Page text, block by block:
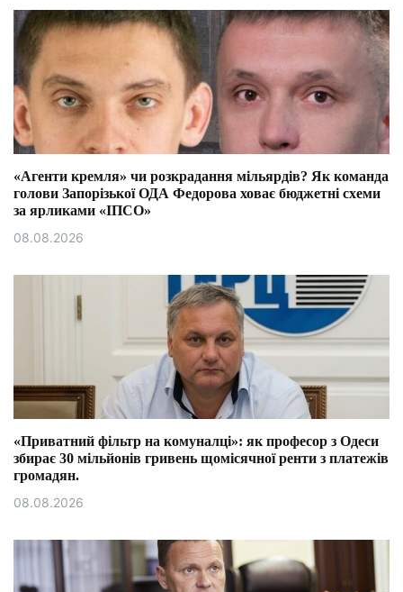
«Агенти кремля» чи розкрадання мільярдів? Як команда
голови Запорізької ОДА Федорова ховає бюджетні схеми
за ярликами «ІПСО»
08.08.2026
«Приватний фільтр на комуналці»: як професор з Одеси
збирає 30 мільйонів гривень щомісячної ренти з платежів
громадян.
08.08.2026